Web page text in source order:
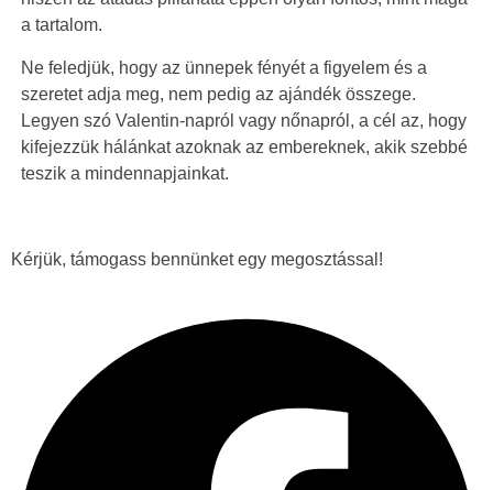
a tartalom.
Ne feledjük, hogy az ünnepek fényét a figyelem és a
szeretet adja meg, nem pedig az ajándék összege.
Legyen szó Valentin-napról vagy nőnapról, a cél az, hogy
kifejezzük hálánkat azoknak az embereknek, akik szebbé
teszik a mindennapjainkat.
Kérjük, támogass bennünket egy megosztással!